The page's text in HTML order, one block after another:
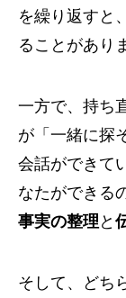
を繰り返すと
ることがあり
一方で、持ち
が「一緒に探
会話ができて
なたができる
事実の整理 と
そして、どち